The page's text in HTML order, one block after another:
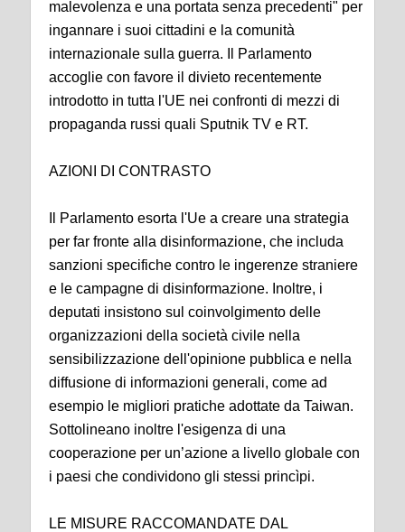
malevolenza e una portata senza precedenti" per
ingannare i suoi cittadini e la comunità
internazionale sulla guerra. Il Parlamento
accoglie con favore il divieto recentemente
introdotto in tutta l'UE nei confronti di mezzi di
propaganda russi quali Sputnik TV e RT.
AZIONI DI CONTRASTO
Il Parlamento esorta l'Ue a creare una strategia
per far fronte alla disinformazione, che includa
sanzioni specifiche contro le ingerenze straniere
e le campagne di disinformazione. Inoltre, i
deputati insistono sul coinvolgimento delle
organizzazioni della società civile nella
sensibilizzazione dell'opinione pubblica e nella
diffusione di informazioni generali, come ad
esempio le migliori pratiche adottate da Taiwan.
Sottolineano inoltre l'esigenza di una
cooperazione per un’azione a livello globale con
i paesi che condividono gli stessi princìpi.
LE MISURE RACCOMANDATE DAL